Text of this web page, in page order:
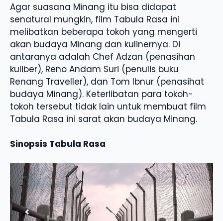
Agar suasana Minang itu bisa didapat
senatural mungkin, film Tabula Rasa ini
melibatkan beberapa tokoh yang mengerti
akan budaya Minang dan kulinernya. Di
antaranya adalah Chef Adzan (penasihan
kuliber), Reno Andam Suri (penulis buku
Renang Traveller), dan Tom Ibnur (penasihat
budaya Minang). Keterlibatan para tokoh-
tokoh tersebut tidak lain untuk membuat film
Tabula Rasa ini sarat akan budaya Minang.
Sinopsis Tabula Rasa